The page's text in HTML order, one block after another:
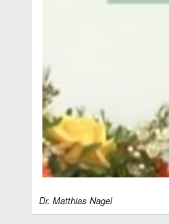
Dr. Matthias Nagel